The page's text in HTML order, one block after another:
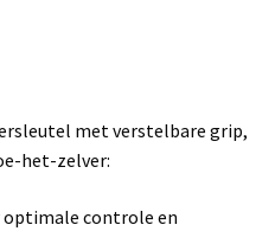
met verstelbare grip,
het-zelver:
controle en